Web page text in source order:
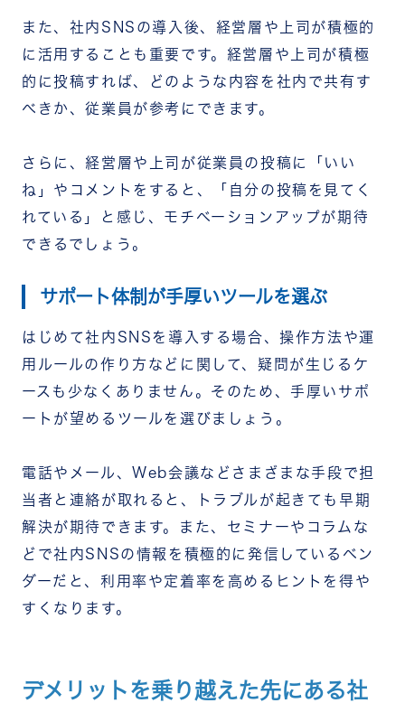
また、社内SNSの導入後、経営層や上司が積極的
に活用することも重要です。経営層や上司が積極
的に投稿すれば、どのような内容を社内で共有す
べきか、従業員が参考にできます。
さらに、経営層や上司が従業員の投稿に「いい
ね」やコメントをすると、「自分の投稿を見てく
れている」と感じ、モチベーションアップが期待
できるでしょう。
サポート体制が手厚いツールを選ぶ
はじめて社内SNSを導入する場合、操作方法や運
用ルールの作り方などに関して、疑問が生じるケ
ースも少なくありません。そのため、手厚いサポ
ートが望めるツールを選びましょう。
電話やメール、Web会議などさまざまな手段で担
当者と連絡が取れると、トラブルが起きても早期
解決が期待できます。また、セミナーやコラムな
どで社内SNSの情報を積極的に発信しているベン
ダーだと、利用率や定着率を高めるヒントを得や
すくなります。
デメリットを乗り越えた先にある社